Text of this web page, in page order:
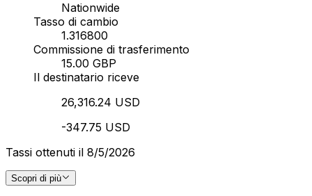
Nationwide
Tasso di cambio
1.316800
Commissione di trasferimento
15.00 GBP
Il destinatario riceve
26,316.24 USD
-347.75 USD
Tassi ottenuti il 8/5/2026
Scopri di più